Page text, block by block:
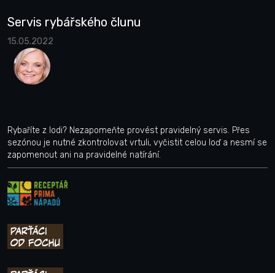
Servis rybářského člunu
15.05.2022
Rybaříte z lodi? Nezapomeňte provést pravidelný servis. Přes
sezónou je nutné zkontrolovat vrtuli, vyčistit celou loď a nesmí se
zapomenout ani na pravidelné natírání.